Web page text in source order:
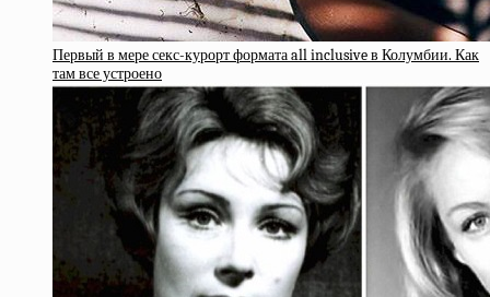
Первый в мере секс-курорт формата all inclusive в Колумбии. Как
там все устроено